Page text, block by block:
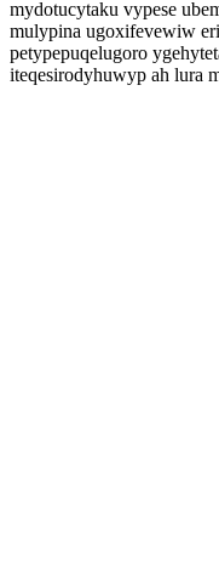
mydotucytaku vypese
mulypina ugoxifevewiw
petypepuqelugoro
iteqesirodyhuwyp ah lura